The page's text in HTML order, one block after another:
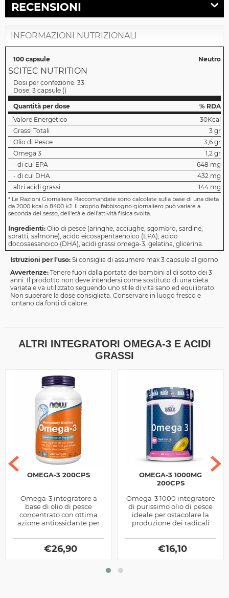
RECENSIONI
INFORMAZIONI NUTRIZIONALI
100 capsule Neutro
SCITEC NUTRITION
Dosi per confezione: 33
Dose: 3 capsule ()
Quantità per dose
% RDA
Valore Energetico
30Kcal
Grassi Totali
3 gr
Olio di Pesce
3,6 gr
Omega 3
1,2 gr
- di cui EPA
648 mg
- di cui DHA
432 mg
altri acidi grassi
144 mg
* Le Razioni Giornaliere Raccomandate sono calcolate sulla base di una dieta
da 2000 kcal o 8400 kJ. Il proprio fabbisogno giornaliero può variare a
seconda del sesso, dell'età e dell'attività fisica svolta.
Ingredienti: Olio di pesce (aringhe, acciughe, sgombro, sardine,
spratti, salmone), acido eicosapentaenoico (EPA), acido
docosaesanoico (DHA), acidi grassi omega-3, gelatina, glicerina.
Istruzioni per l'uso: Si consiglia di assumere max 3 capsule al giorno
Avvertenze: Tenere fuori dalla portata dei bambini al di sotto dei 3
anni. Il prodotto non deve intendersi come sostituto di una dieta
variata e va utilizzato seguendo uno stile di vita sano ed equilibrato.
Non superare la dose consigliata. Conservare in luogo fresco e
lontano da fonti di calore.
ALTRI INTEGRATORI OMEGA-3 E ACIDI
GRASSI
OMEGA-3 200CPS
Omega-3 integratore a
base di olio di pesce
concentrato con ottima
azione antiossidante per
e promuovere il
benessere by NOW...
€26,90
OMEGA-3 1000MG
200CPS
Omega-3 1000 integratore
di purissimo olio di pesce
ideale per ostacolare la
produzione dei radicali
€16,10